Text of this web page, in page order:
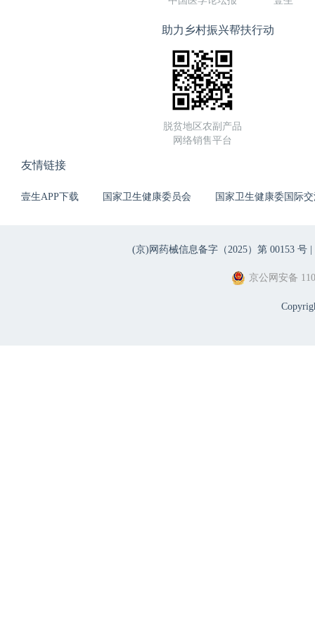
助力乡村振兴帮扶行动
脱贫地区农副产品
网络销售平台
友情链接
壹生APP下载 国家卫生健康委员会 国家卫生健康委国际
(京)网药械信息备字（2025）第 00153 号 |
京公网安备